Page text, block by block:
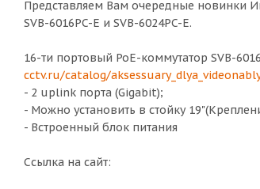
Представляем Вам очередные новинки
SVB-6016PC-E и SVB-6024PC-E.
16-ти портовый PoE-коммутатор SVB-
cctv.ru/catalog/
- 2 uplink порта (Gigabit);
- Можно установить в стойку
- Встроенный блок питания
Ссылка на сайт: